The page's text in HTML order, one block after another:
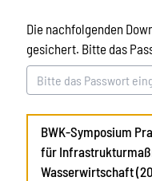
Die nachfolgenden
gesichert. Bitte das
BWK-Symposium
für
Wasserwirtschaft